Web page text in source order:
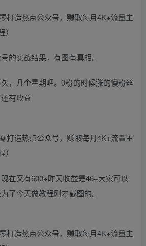
的实战结果，有图有真相。
，几个星期吧。0粉的时候涨的慢粉丝
有收益
在又有600+昨天收益是46+大家可以
了今天做教程刚才截图的。